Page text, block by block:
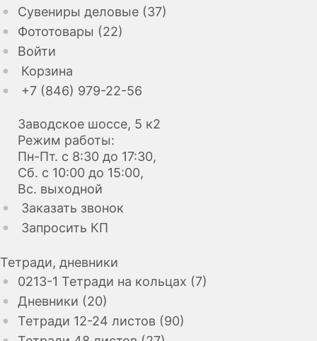
Сувениры деловые (37)
Фототовары (22)
Войти
Корзина
+7 (846) 979-22-56
Заводское шоссе, 5 к2
Режим работы:
Пн-Пт. с 8:30 до 17:30,
Сб. с 10:00 до 15:00,
Вс. выходной
Заказать звонок
Запросить КП
Тетради, дневники
0213-1 Тетради на кольцах (7)
Дневники (20)
Тетради 12-24 листов (90)